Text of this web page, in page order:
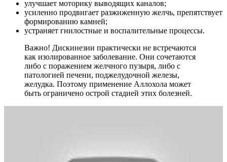
улучшает моторику выводящих каналов;
усиленно продвигает разжиженную желчь, препятствует
формированию камней;
устраняет гнилостные и воспалительные процессы.
Важно! Дискинезии практически не встречаются
как изолированное заболевание. Они сочетаются
либо с поражением желчного пузыря, либо с
патологией печени, поджелудочной железы,
желудка. Поэтому применение Аллохола может
быть ограничено острой стадией этих болезней.